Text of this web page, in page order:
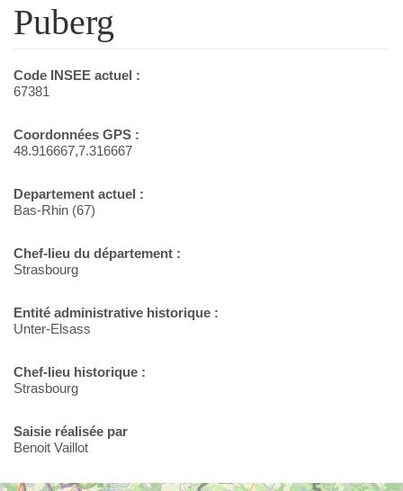
Puberg
Code INSEE actuel :
67381
Coordonnées GPS :
48.916667,7.316667
Departement actuel :
Bas-Rhin (67)
Chef-lieu du département :
Strasbourg
Entité administrative historique :
Unter-Elsass
Chef-lieu historique :
Strasbourg
Saisie réalisée par
Benoit Vaillot